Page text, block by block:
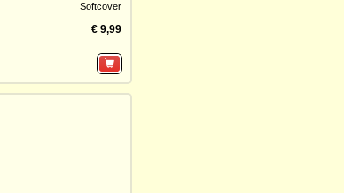
Softcover
€ 9,99